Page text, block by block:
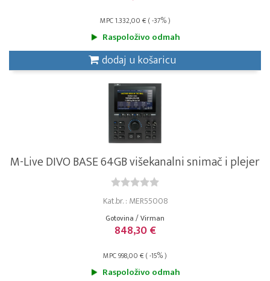
MPC 1.332,00 € ( -37% )
Raspoloživo odmah
dodaj u košaricu
M-Live DIVO BASE 64GB višekanalni snimač i plejer
Kat.br. : MER55008
Gotovina / Virman
848,30 €
MPC 998,00 € ( -15% )
Raspoloživo odmah